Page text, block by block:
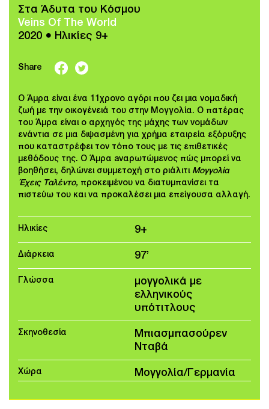
Στα Άδυτα του Κόσμου
Veins Of The World
2020 ● Ηλικίες 9+
Share
O Άμρα είναι ένα 11χρονο αγόρι που ζει μια νομαδική
ζωή με την οικογένειά του στην Μογγολία. Ο πατέρας
του Άμρα είναι ο αρχηγός της μάχης των νομάδων
ενάντια σε μια διψασμένη για χρήμα εταιρεία εξόρυξης
που καταστρέφει τον τόπο τους με τις επιθετικές
μεθόδους της. O Άμρα aναρωτώμενος πώς μπορεί να
βοηθήσει, δηλώνει συμμετοχή στο ριάλιτι Μογγολία
Έχεις Ταλέντο, προκειμένου να διατυμπανίσει τα
πιστεύω του και να προκαλέσει μια επείγουσα αλλαγή.
Ηλικίες 9+
Διάρκεια 97’
Γλώσσα
μογγoλικά με
ελληνικούς
υπότιτλους
Σκηνοθεσία
Μπιασμπασούρεν
Νταβά
Χώρα Μογγολία/Γερμανία